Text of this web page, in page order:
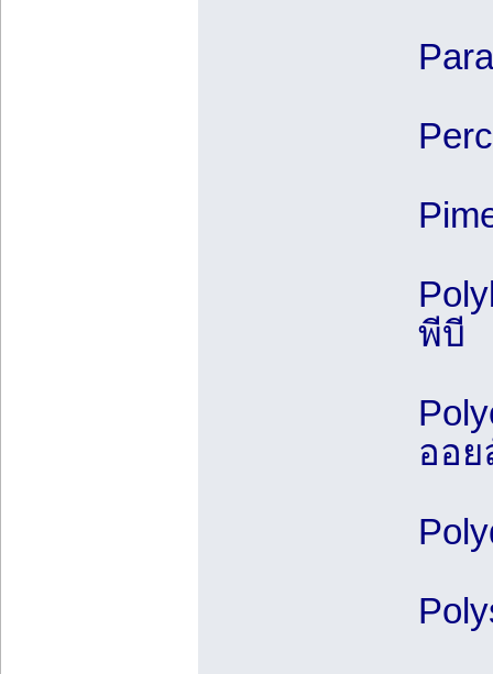
พีบี
ออย